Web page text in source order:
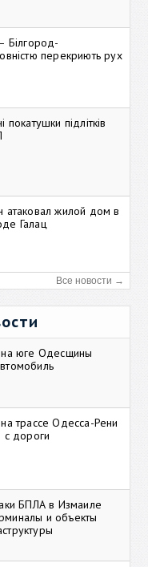
Білгород-
перекриють рух
підлітків
атаковал жилой дом в
Галац
Все новости →
юге Одесщины
трассе Одесса-Рени
с дороги
БПЛА в Измаиле
и объекты